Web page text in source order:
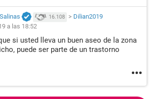
16.108 > Dilian2019
a las 18:52
si usted lleva un buen aseo de la zona
puede ser parte de un trastorno